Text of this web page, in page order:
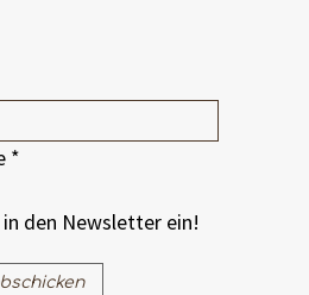
*
den Newsletter ein!